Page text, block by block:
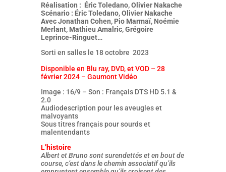
Réalisation : Éric Toledano, Olivier Nakache
Scénario : Éric Toledano, Olivier Nakache
Avec Jonathan Cohen, Pio Marmaï, Noémie
Merlant, Mathieu Amalric, Grégoire
Leprince-Ringuet…
Sorti en salles le 18 octobre 2023
Disponible en Blu ray, DVD, et VOD – 28
février 2024 – Gaumont Vidéo
Image : 16/9 – Son : Français DTS HD 5.1 &
2.0
Audiodescription pour les aveugles et
malvoyants
Sous titres français pour sourds et
malentendants
L’histoire
Albert et Bruno sont surendettés et en bout de
course, c’est dans le chemin associatif qu’ils